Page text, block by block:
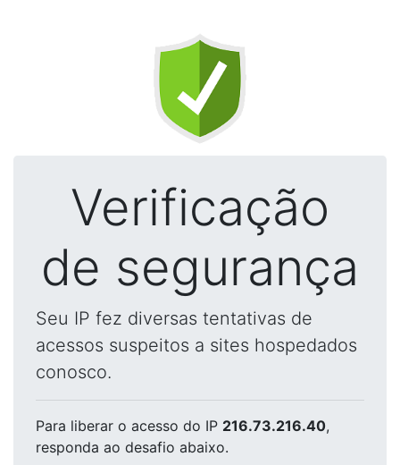
Verificação
de segurança
Seu IP fez diversas tentativas de
acessos suspeitos a sites hospedados
conosco.
Para liberar o acesso do IP 216.73.216.40,
responda ao desafio abaixo.